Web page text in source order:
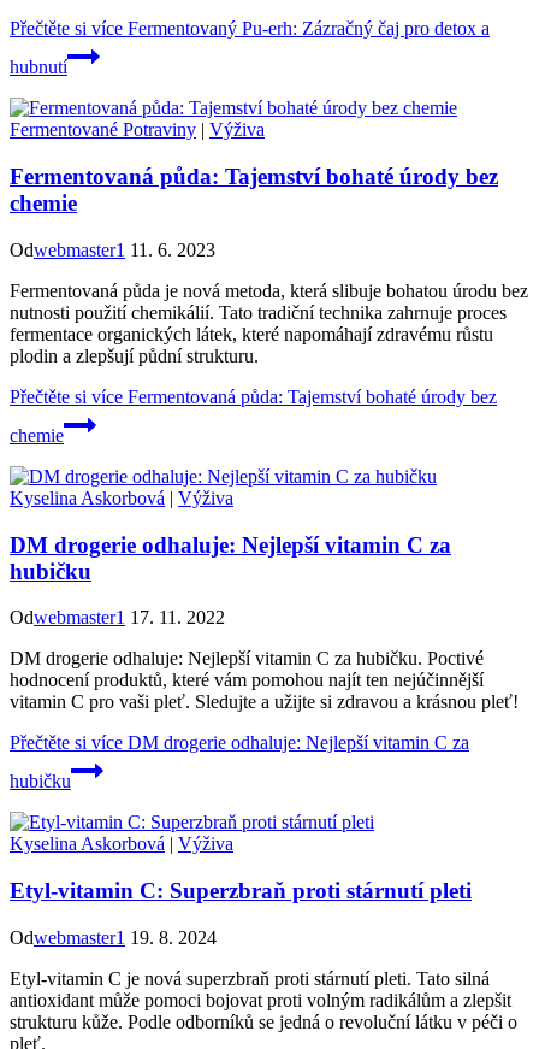
Přečtěte si více Fermentovaný Pu-erh: Zázračný čaj pro detox a
hubnutí
Fermentované Potraviny | Výživa
Fermentovaná půda: Tajemství bohaté úrody bez
chemie
Odwebmaster1 11. 6. 2023
Fermentovaná půda je nová metoda, která slibuje bohatou úrodu bez
nutnosti použití chemikálií. Tato tradiční technika zahrnuje proces
fermentace organických látek, které napomáhají zdravému růstu
plodin a zlepšují půdní strukturu.
Přečtěte si více Fermentovaná půda: Tajemství bohaté úrody bez
chemie
Kyselina Askorbová | Výživa
DM drogerie odhaluje: Nejlepší vitamin C za
hubičku
Odwebmaster1 17. 11. 2022
DM drogerie odhaluje: Nejlepší vitamin C za hubičku. Poctivé
hodnocení produktů, které vám pomohou najít ten nejúčinnější
vitamin C pro vaši pleť. Sledujte a užijte si zdravou a krásnou pleť!
Přečtěte si více DM drogerie odhaluje: Nejlepší vitamin C za
hubičku
Kyselina Askorbová | Výživa
Etyl-vitamin C: Superzbraň proti stárnutí pleti
Odwebmaster1 19. 8. 2024
Etyl-vitamin C je nová superzbraň proti stárnutí pleti. Tato silná
antioxidant může pomoci bojovat proti volným radikálům a zlepšit
strukturu kůže. Podle odborníků se jedná o revoluční látku v péči o
pleť.